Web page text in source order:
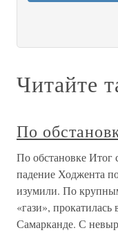
Читайте
По
По обстановке Итог
падение Ходжента
изумили. По
«гази»,
Самарканде. С